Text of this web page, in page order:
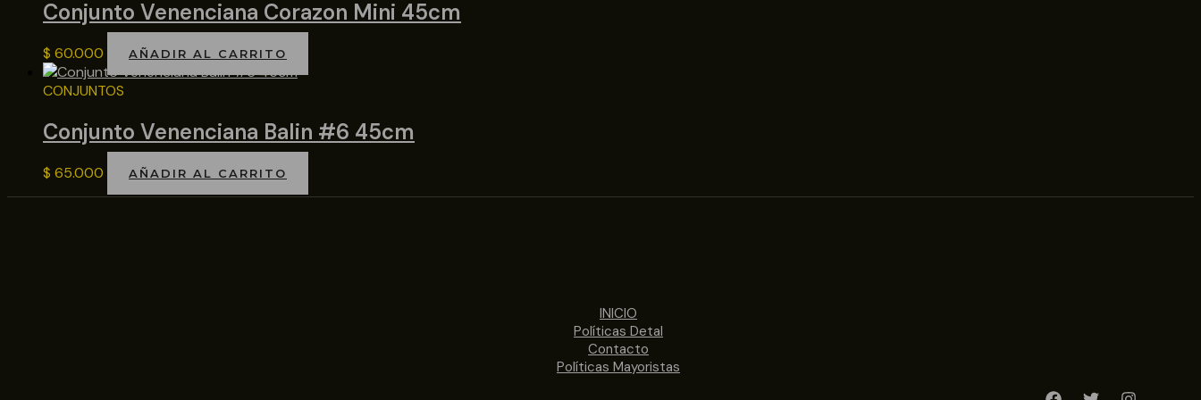
Conjunto Venenciana Corazon Mini 45cm
$ 60.000 AÑADIR AL CARRITO
CONJUNTOS
Conjunto Venenciana Balin #6 45cm
$ 65.000 AÑADIR AL CARRITO
INICIO
Políticas Detal
Contacto
Políticas Mayoristas